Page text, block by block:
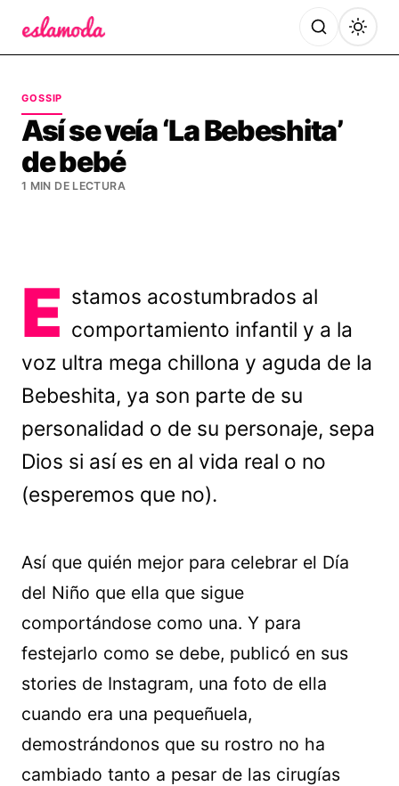
GOSSIP
Así se veía ‘La Bebeshita’
de bebé
1 MIN DE LECTURA
E stamos acostumbrados al
comportamiento infantil y a la
voz ultra mega chillona y aguda de la
Bebeshita, ya son parte de su
personalidad o de su personaje, sepa
Dios si así es en al vida real o no
(esperemos que no).
Así que quién mejor para celebrar el Día
del Niño que ella que sigue
comportándose como una. Y para
festejarlo como se debe, publicó en sus
stories de Instagram, una foto de ella
cuando era una pequeñuela,
demostrándonos que su rostro no ha
cambiado tanto a pesar de las cirugías